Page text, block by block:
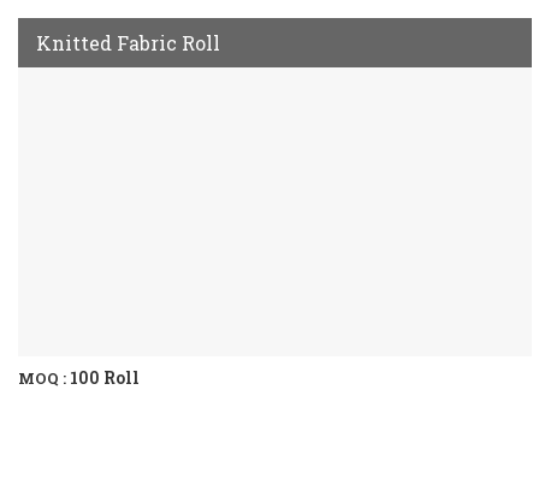
Knitted Fabric Roll
MOQ : 100 Roll